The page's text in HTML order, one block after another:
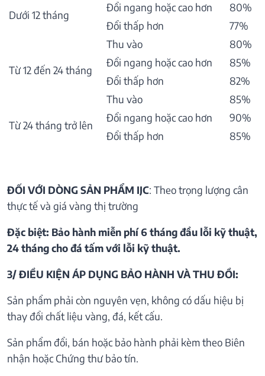
Dưới 12 tháng
Đổi ngang hoặc cao hơn
80%
Đổi thấp hơn
77%
Từ 12 đến 24 tháng
Thu vào
80%
Đổi ngang hoặc cao hơn
85%
Đổi thấp hơn
82%
Từ 24 tháng trở lên
Thu vào
85%
Đổi ngang hoặc cao hơn
90%
Đổi thấp hơn
85%
ĐỐI VỚI DÒNG SẢN PHẨM IJC: Theo trọng lượng cân
thực tế và giá vàng thị trường
Đặc biệt: Bảo hành miễn phí 6 tháng đầu lỗi kỹ thuật,
24 tháng cho đá tấm với lỗi kỹ thuật.
3/ ĐIỀU KIỆN ÁP DỤNG BẢO HÀNH VÀ THU ĐỒI:
Sản phẩm phải còn nguyên vẹn, không có dấu hiệu bị
thay đổi chất liệu vàng, đá, kết cấu.
Sản phẩm đổi, bán hoặc bảo hành phải kèm theo Biên
nhận hoặc Chứng thư bảo tín.